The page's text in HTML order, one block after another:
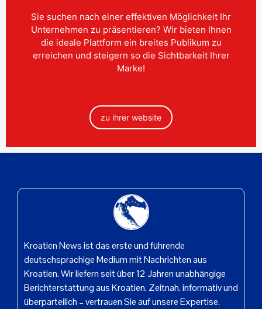
Sie suchen nach einer effektiven Möglichkeit Ihr
Unternehmen zu präsentieren? Wir bieten Ihnen
die ideale Plattform ein breites Publikum zu
erreichen und steigern so die Sichtbarkeit Ihrer
Marke!
zu ihrer website
Kroatien News ist das erste und führende
deutschsprachige Medium mit Nachrichten aus
Kroatien. Wir liefern seit über 12 Jahren unabhängige
Berichterstattung aus Kroatien. Zeitnah, informativ und
überparteilich – vertrauen Sie auf unsere Expertise.